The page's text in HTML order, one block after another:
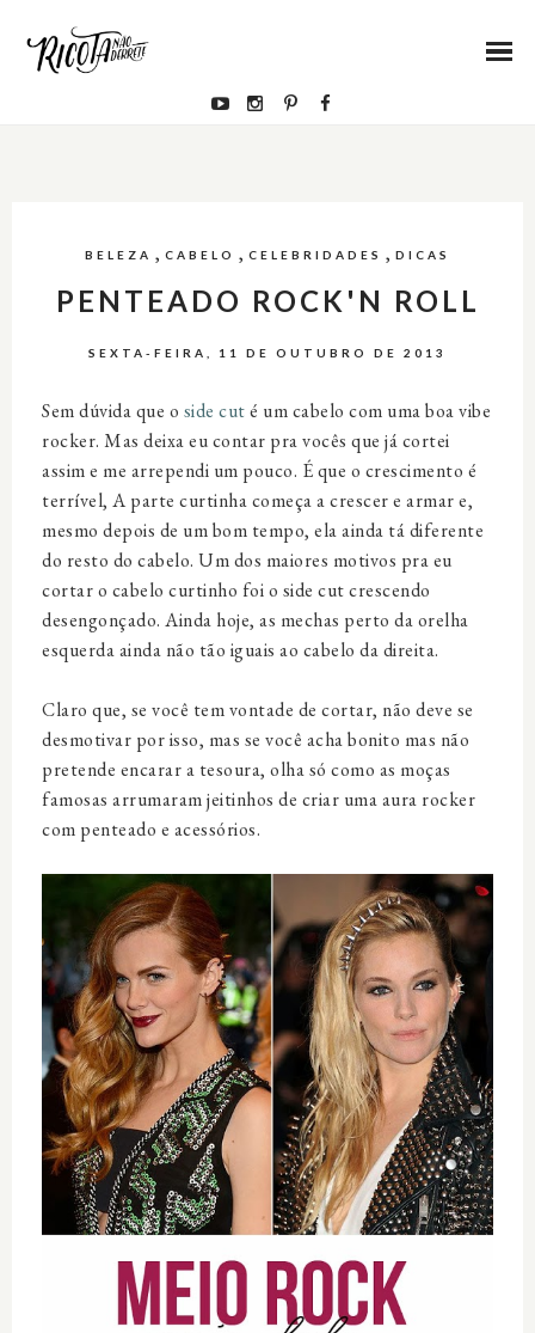
BELEZA , CABELO , CELEBRIDADES , DICAS
PENTEADO ROCK'N ROLL
SEXTA-FEIRA, 11 DE OUTUBRO DE 2013
Sem dúvida que o side cuté um cabelo com uma boa vibe
rocker. Mas deixa eu contar pra vocês que já cortei
assim e me arrependi um pouco. É que o crescimento é
terrível, A parte curtinha começa a crescer e armar e,
mesmo depois de um bom tempo, ela ainda tá diferente
do resto do cabelo. Um dos maiores motivos pra eu
cortar o cabelo curtinho foi o side cut crescendo
desengonçado. Ainda hoje, as mechas perto da orelha
esquerda ainda não tão iguais ao cabelo da direita.
Claro que, se você tem vontade de cortar, não deve se
desmotivar por isso, mas se você acha bonito mas não
pretende encarar a tesoura, olha só como as moças
famosas arrumaram jeitinhos de criar uma aura rocker
com penteado e acessórios.